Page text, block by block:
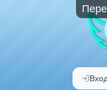
Вход